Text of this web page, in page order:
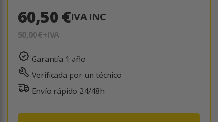
60,50 €IVA INC
50,00 €+IVA
Garantía 1 año
Verificada por un técnico
Envío rápido 24/48h